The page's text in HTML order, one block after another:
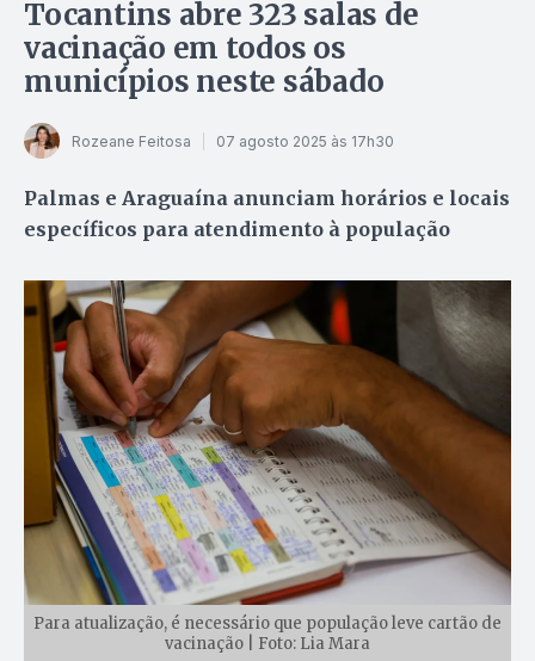
Tocantins abre 323 salas de
vacinação em todos os
municípios neste sábado
Rozeane Feitosa 07 agosto 2025 às 17h30
Palmas e Araguaína anunciam horários e locais
específicos para atendimento à população
Para atualização, é necessário que população leve cartão de
vacinação | Foto: Lia Mara